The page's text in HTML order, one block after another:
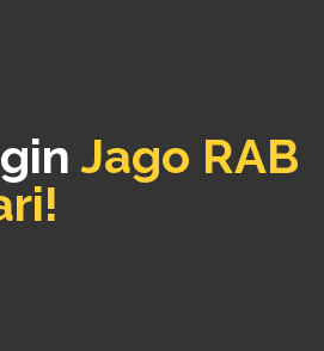
Jago RAB